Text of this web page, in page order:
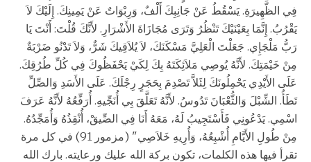
فِي الظَّهِيرَةِ. يَسْقُطُ عَنْ جَانِبِكَ أَلْفٌ، وَرِبْوَاتٌ عَنْ يَمِينِكَ. إِلَيْكَ لاَ
يَقْرُبُ. إِنَّمَا بِعَيْنَيْكَ تَنْظُرُ وَتَرَى مُجَازَاةَ الأَشْرَارِ. لأَنَّكَ قُلْتَ: أَنْتَ يَا
رَبُّ مَلْجَإِي. جَعَلْتَ الْعَلِيَّ مَسْكَنَكَ، لاَ يُلاَقِيكَ شَرٌّ، وَلاَ تَدْنُو ضَرْبَةٌ
مِنْ خَيْمَتِكَ. لأَنَّهُ يُوصِي مَلاَئِكَتَهُ بِكَ لِكَيْ يَحْفَظُوكَ فِي كُلِّ طُرُقِكَ.
عَلَى الأَيْدِي يَحْمِلُونَكَ لِئَلاَّ تَصْدِمَ بِحَجَرٍ رِجْلَكَ. عَلَى الأَسَدِ وَالصِّلِّ
تَطَأُ. الشِّبْلَ وَالثُّعْبَانَ تَدُوسُ. لأَنَّهُ تَعَلَّقَ بِي أُنَجِّيهِ. أُرَفِّعُهُ لأَنَّهُ عَرَفَ
اسْمِي. يَدْعُونِي فَأَسْتَجِيبُ لَهُ، مَعَهُ أَنَا فِي الضِّيقْ، أُنْقِذُهُ وَأُمَجِّدُهُ.
مِنْ طُولِ الأَيَّامِ أُشْبِعُهُ، وَأُرِيهِ خَلاَصِي" (مزمور 91) في كل مرة
تقرأ فيها هذه الكلمات، تكون بركة الله عليك ورعايته. بارك الله